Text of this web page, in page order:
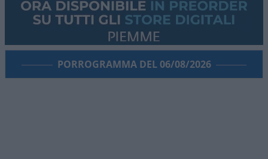
PORROGRAMMA DEL 06/08/2026